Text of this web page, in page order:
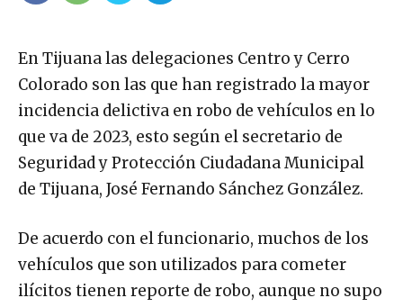
En Tijuana las delegaciones Centro y Cerro
Colorado son las que han registrado la mayor
incidencia delictiva en robo de vehículos en lo
que va de 2023, esto según el secretario de
Seguridad y Protección Ciudadana Municipal
de Tijuana, José Fernando Sánchez González.
De acuerdo con el funcionario, muchos de los
vehículos que son utilizados para cometer
ilícitos tienen reporte de robo, aunque no supo